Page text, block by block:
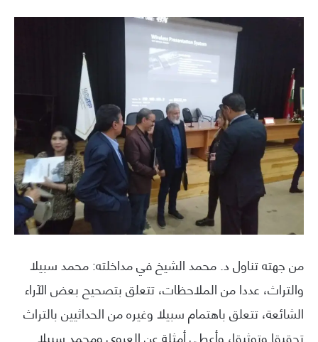
من جهته تناول د. محمد الشيخ في مداخلته: محمد سبيلا
والتراث، عددا من الملاحظات، تتعلق بتصحيح بعض الآراء
الشائعة، تتعلق باهتمام سبيلا وغيره من الحداثيين بالتراث
تحقيقا وتوثيقا، وأعطى أمثلة عن العروي ومحمد سبيلا.